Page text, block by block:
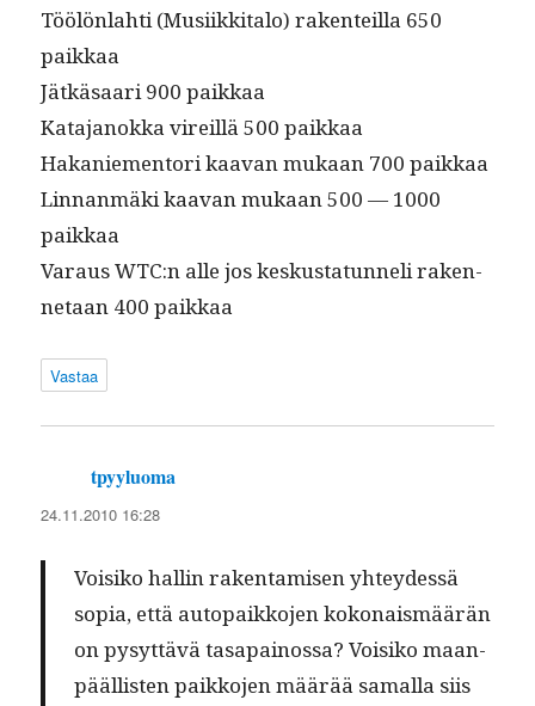
Töölön­lahti (Musi­ikki­ta­lo) rak­en­teil­la 650
paikkaa
Jätkäsaari 900 paikkaa
Kata­janok­ka vireil­lä 500 paikkaa
Hakaniemen­tori kaa­van mukaan 700 paikkaa
Lin­nan­mä­ki kaa­van mukaan 500 — 1000
paikkaa
Varaus WTC:n alle jos keskus­tatun­neli raken­
netaan 400 paikkaa
Vastaa
tpyyluoma
24.11.2010 16:28
Voisiko hallin rak­en­tamisen yhtey­dessä
sopia, että autopaikko­jen kokon­ais­määrän
on pysyt­tävä tas­apain­os­sa? Voisiko maan­
pääl­lis­ten paikko­jen määrää samal­la siis